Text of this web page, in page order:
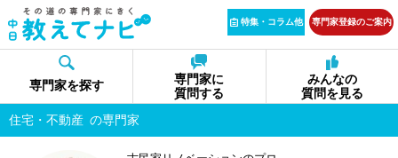
特集・コラム他 専門家登録のご案内
専門家を探す
専門家に
質問する
みんなの
質問を見る
住宅・不動産 の専門家